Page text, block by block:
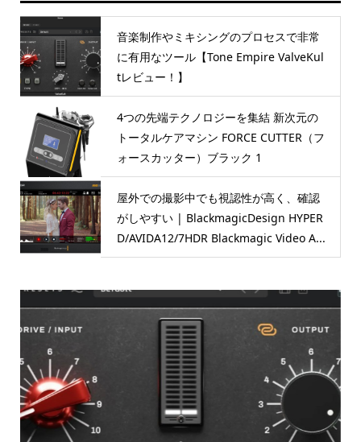
音楽制作やミキシングのプロセスで非常
に有用なツール【Tone Empire ValveKul
tレビュー！】
4つの先端テクノロジーを集結 新次元の
トータルケアマシン FORCE CUTTER（フ
ォースカッター）ブラック 1
屋外での撮影中でも視認性が高く、確認
がしやすい | BlackmagicDesign HYPER
D/AVIDA12/7HDR Blackmagic Video A...